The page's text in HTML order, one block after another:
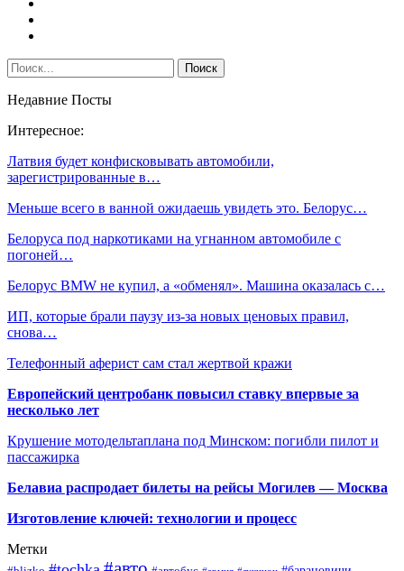
Недавние Посты
Интересное:
Латвия будет конфисковывать автомобили,
зарегистрированные в…
Меньше всего в ванной ожидаешь увидеть это. Белорус…
Белоруса под наркотиками на угнанном автомобиле с
погоней…
Белорус BMW не купил, а «обменял». Машина оказалась с…
ИП, которые брали паузу из-за новых ценовых правил,
снова…
Телефонный аферист сам стал жертвой кражи
Европейский центробанк повысил ставку впервые за
несколько лет
Крушение мотодельтаплана под Минском: погибли пилот и
пассажирка
Белавиа распродает билеты на рейсы Могилев — Москва
Изготовление ключей: технологии и процесс
Метки